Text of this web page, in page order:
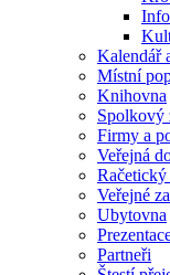
Kalendář
Místní
Knihovna
Spolkový
Firmy a
Veřejná
Veřejné
Ubytovna
Partneři